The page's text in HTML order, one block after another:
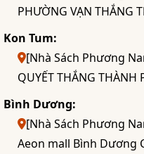
PHƯỜNG VẠN THẮNG
Kon Tum:
[Nhà Sách Phương
QUYẾT THẮNG THÀNH
Bình Dương:
[Nhà Sách Phương
Aeon mall Bình Dương